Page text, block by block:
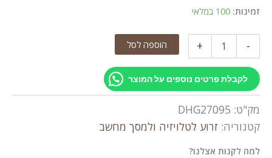
זמינות: 100 במלאי
-
שולחנית
מתכווננת
3
מסכים
"13
עד
+ הוספה לסל
לקבלת פרטים נוספים על המוצר
מק"ט: DHG27095
קטגוריה: זרוע לטלויזיה ולמסך מחשב
למה לקנות אצלנו?